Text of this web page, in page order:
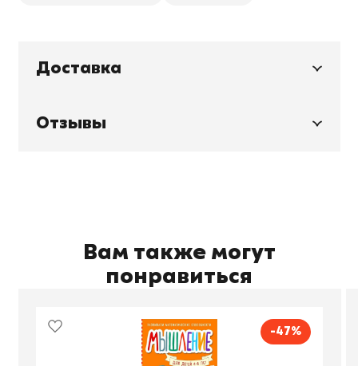
Доставка
Отзывы
Вам также могут
понравиться
-47%